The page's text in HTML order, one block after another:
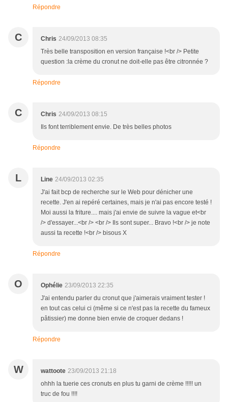
Répondre
C Chris 24/09/2013 08:35
Très belle transposition en version française !<br /> Petite
question :la crème du cronut ne doit-elle pas être citronnée ?
Répondre
C Chris 24/09/2013 08:15
Ils font terriblement envie. De très belles photos
Répondre
L Line 24/09/2013 02:35
J'ai fait bcp de recherche sur le Web pour dénicher une
recette. J'en ai repéré certaines, mais je n'ai pas encore testé !
Moi aussi la friture.... mais j'ai envie de suivre la vague et<br
/> d'essayer...<br /> <br /> Ils sont super... Bravo !<br /> je note
aussi ta recette !<br /> bisous X
Répondre
O Ophélie 23/09/2013 22:35
J'ai entendu parler du cronut que j'aimerais vraiment tester !
en tout cas celui ci (même si ce n'est pas la recette du fameux
pâtissier) me donne bien envie de croquer dedans !
Répondre
W wattoote 23/09/2013 21:18
ohhh la tuerie ces cronuts en plus tu garni de crème !!!!! un
truc de fou !!!!